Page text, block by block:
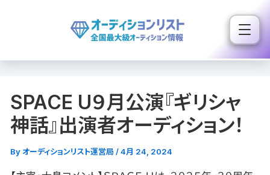
ス
SPACE U９月公演『ギリシャ
神話』出演者オーディション！
By オーディションリスト運営局 /4月 24, 2024